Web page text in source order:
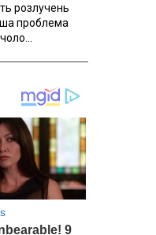
розлучень
проблема